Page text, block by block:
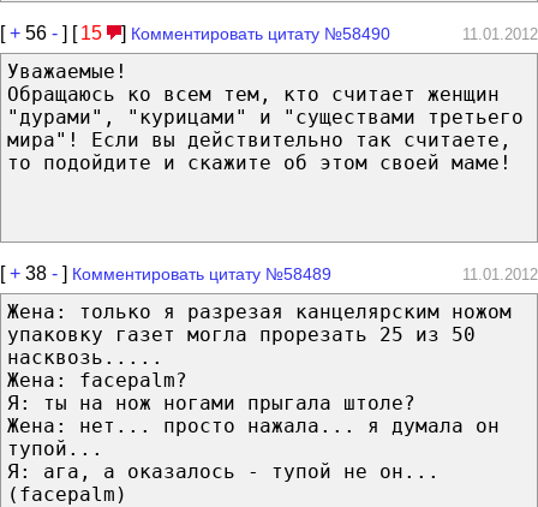
[+ 56 - ] [ 15 ] Комментировать цитату №58490 11.01.2012
Уважаемые!
Обращаюсь ко всем тем, кто считает женщин
"дурами", "курицами" и "существами третьего
мира"! Если вы действительно так считаете,
то подойдите и скажите об этом своей маме!
[+ 38 - ] Комментировать цитату №58489 11.01.2012
Жена: только я разрезая канцелярским ножом
упаковку газет могла прорезать 25 из 50
насквозь.....
Жена: facepalm?
Я: ты на нож ногами прыгала штоле?
Жена: нет... просто нажала... я думала он
тупой...
Я: ага, а оказалось - тупой не он...
(facepalm)